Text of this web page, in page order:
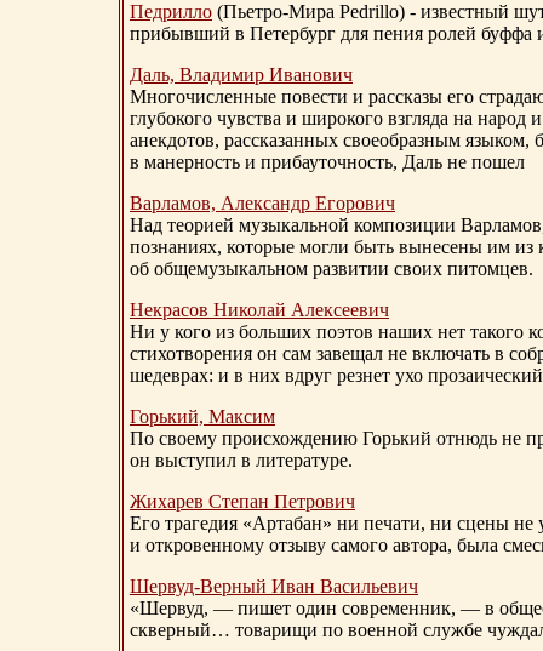
Педрилло (Пьетро-Мира Pedrillo) - известный
прибывший в Петербург для пения ролей буффа
Даль, Владимир Иванович
Многочисленные повести и рассказы его
глубокого чувства и широкого взгляда на
анекдотов, рассказанных своеобразным
в манерность и прибауточность, Даль не пошел
Варламов, Александр Егорович
Над теорией музыкальной композиции
познаниях, которые могли быть вынесены им из
об общемузыкальном развитии своих питомцев.
Некрасов Николай Алексеевич
Ни у кого из больших поэтов наших нет такого
стихотворения он сам завещал не включать в
шедеврах: и в них вдруг резнет ухо
Горький, Максим
По своему происхождению Горький отнюдь не
он выступил в литературе.
Жихарев Степан Петрович
Его трагедия «Артабан» ни печати, ни сцены
и откровенному отзыву самого автора, была
Шервуд-Верный Иван Васильевич
«Шервуд, — пишет один современник, — в
скверный… товарищи по военной службе